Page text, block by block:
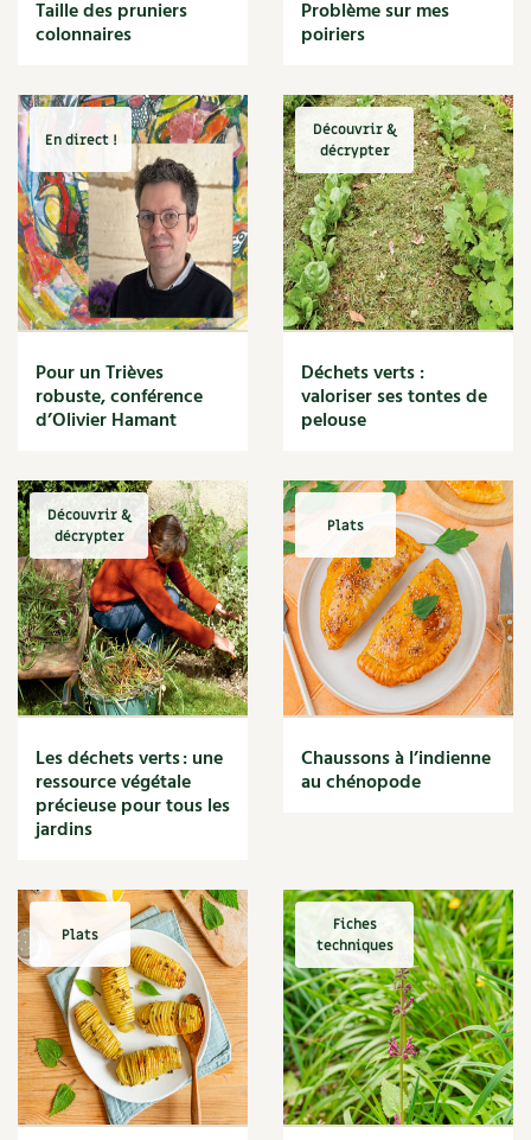
Cuisine saine
Décoration
DIY
Eau
Énergie
Enfants
Expérimentation
Fleur
Jardin bio
Légumes
Légumineuse
Maïs doux
Maison saine
Mare
Marie Chioca
Marmite
Massage
Matériaux
Maux
Méditerranéen
Menace
Mésange
Microflore
Migraine
Mode de culture
Montagne
Moutarde
Multiplication
Muret
Muscade
Musique
Narcisse
Nature
Nettoyage
Taille des pruniers
colonnaires
Problème sur mes
poiriers
En direct !
Pour un Trièves
robuste, conférence
d’Olivier Hamant
Découvrir &
décrypter
Déchets verts :
valoriser ses tontes de
pelouse
Découvrir &
décrypter
Les déchets verts : une
ressource végétale
précieuse pour tous les
jardins
Plats
Chaussons à l’indienne
au chénopode
Plats
Fiches
techniques